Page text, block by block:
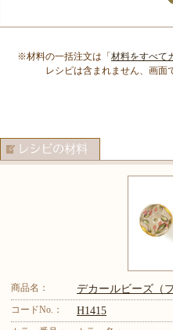
※材料の一括注文は「材料をすべて
レシピは含まれません、画面
商品名： デカールビーズ（
コードNo.： H1415